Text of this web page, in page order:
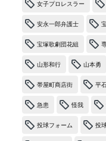
女子プロレスラー
安永一郎弁護士
宝塚歌劇団花組
山形和行 山本勇
帯屋町商店街 平
急患 怪我
投球フォーム 投